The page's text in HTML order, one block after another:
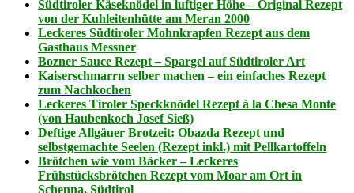
Südtiroler Käseknödel in luftiger Höhe – Original Rezept
von der Kuhleitenhütte am Meran 2000
Leckeres Südtiroler Mohnkrapfen Rezept aus dem
Gasthaus Messner
Bozner Sauce Rezept – Spargel auf Südtiroler Art
Kaiserschmarrn selber machen – ein einfaches Rezept
zum Nachkochen
Leckeres Tiroler Speckknödel Rezept à la Chesa Monte
(von Haubenkoch Josef Sieß)
Deftige Allgäuer Brotzeit: Obazda Rezept und
selbstgemachte Seelen (Rezept inkl.) mit Pellkartoffeln
Brötchen wie vom Bäcker – Leckeres
Frühstücksbrötchen Rezept vom Moar am Ort in
Schenna, Südtirol